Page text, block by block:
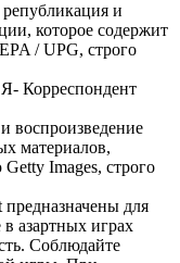
и
которое содержит
/ UPG, строго
Корреспондент
воспроизведение
материалов,
Images, строго
для
азартных играх
Соблюдайте